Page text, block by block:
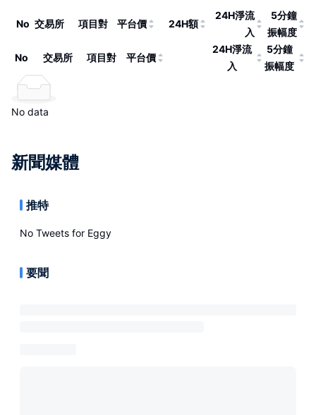
No 交易所 項目對 平台價 24H額
24H淨流
入
5分鐘
振幅度
No 交易所 項目對 平台價
24H淨流
入
5分鐘
振幅度
No data
新聞媒體
推特
No Tweets for Eggy
要聞